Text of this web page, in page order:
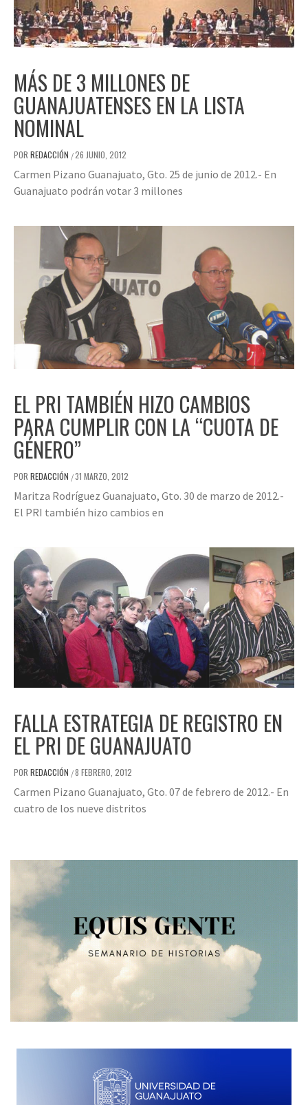
MÁS DE 3 MILLONES DE
GUANAJUATENSES EN LA LISTA
NOMINAL
POR REDACCIÓN /26 JUNIO, 2012
Carmen Pizano Guanajuato, Gto. 25 de junio de 2012.- En
Guanajuato podrán votar 3 millones
EL PRI TAMBIÉN HIZO CAMBIOS
PARA CUMPLIR CON LA “CUOTA DE
GÉNERO”
POR REDACCIÓN /31 MARZO, 2012
Maritza Rodríguez Guanajuato, Gto. 30 de marzo de 2012.-
El PRI también hizo cambios en
FALLA ESTRATEGIA DE REGISTRO EN
EL PRI DE GUANAJUATO
POR REDACCIÓN /8 FEBRERO, 2012
Carmen Pizano Guanajuato, Gto. 07 de febrero de 2012.- En
cuatro de los nueve distritos